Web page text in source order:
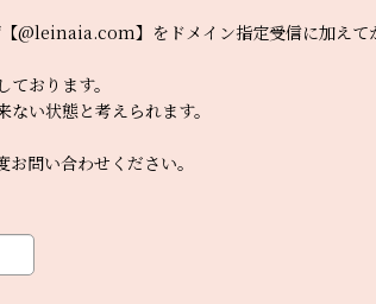
】をドメイン指定受信に加えて
おります。
い状態と考えられます。
問い合わせください。